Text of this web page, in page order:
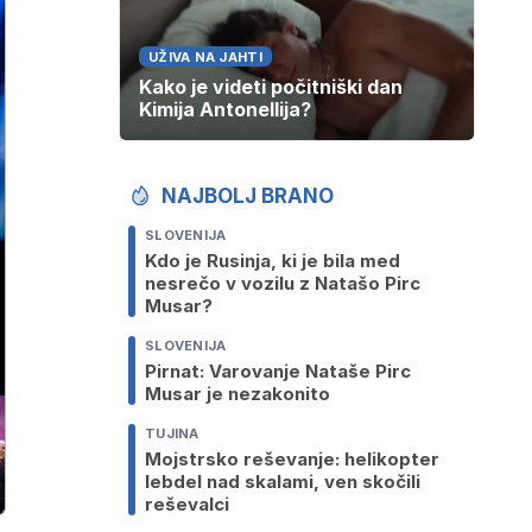
UŽIVA NA JAHTI
Kako je videti počitniški dan
Kimija Antonellija?
NAJBOLJ BRANO
SLOVENIJA
Kdo je Rusinja, ki je bila med
nesrečo v vozilu z Natašo Pirc
Musar?
SLOVENIJA
Pirnat: Varovanje Nataše Pirc
Musar je nezakonito
TUJINA
Mojstrsko reševanje: helikopter
lebdel nad skalami, ven skočili
reševalci